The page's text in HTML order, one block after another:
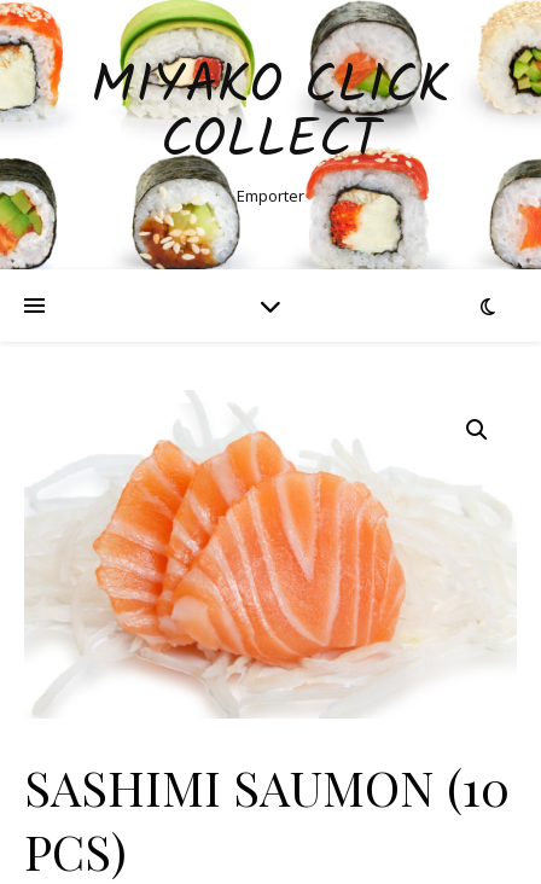
MIYAKO CLICK
COLLECT
Emporter
SASHIMI SAUMON (10
PCS)